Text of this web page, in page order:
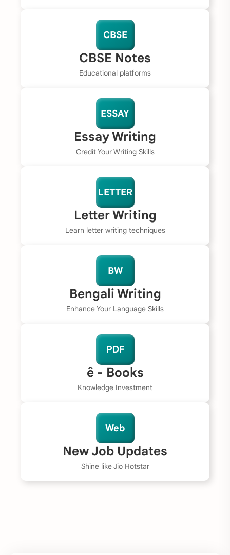
CBSE
CBSE Notes
Educational platforms
ESSAY
Essay Writing
Credit Your Writing Skills
LETTER
Letter Writing
Learn letter writing techniques
BW
Bengali Writing
Enhance Your Language Skills
PDF
ê - Books
Knowledge Investment
Web
New Job Updates
Shine like Jio Hotstar